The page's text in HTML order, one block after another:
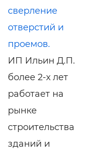
сверление
отверстий и
проемов.
ИП Ильин Д.П.
более 2-х лет
работает на
рынке
строительства
зданий и